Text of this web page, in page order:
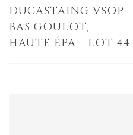
DUCASTAING VSOP
BAS GOULOT,
HAUTE ÉPA - LOT 44